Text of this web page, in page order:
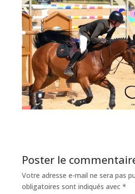
Poster le
Votre adresse e-mail ne sera pas
obligatoires sont indiqués avec *